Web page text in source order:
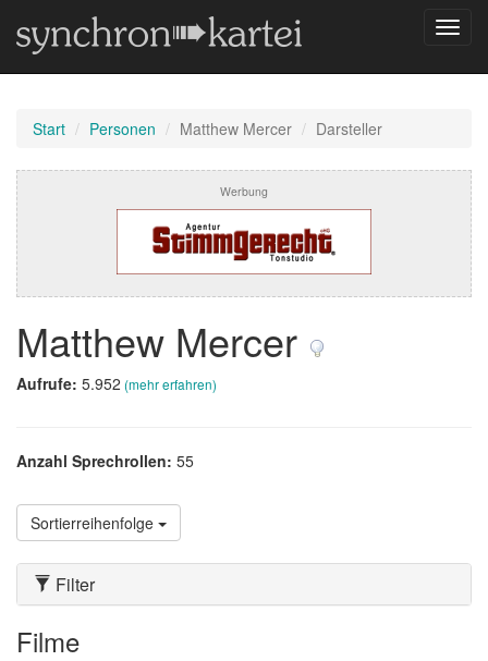
Start Personen Matthew Mercer Darsteller
Werbung
Matthew Mercer
Aufrufe: 5.952 (mehr erfahren)
Anzahl Sprechrollen: 55
Sortierreihenfolge
Filter
Filme